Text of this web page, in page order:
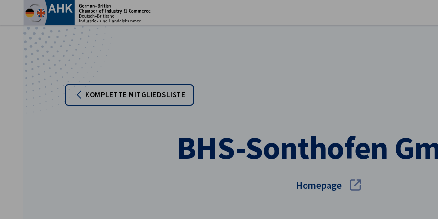
KOMPLETTE MITGLIEDSLISTE
BHS-Sonthofen
Homepage